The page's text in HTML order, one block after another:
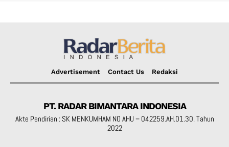
Advertisement Contact Us Redaksi
PT. RADAR BIMANTARA INDONESIA
Akte Pendirian : SK MENKUMHAM NO AHU – 042259.AH.01.30. Tahun
2022